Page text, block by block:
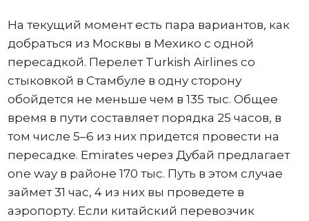
На текущий момент есть пара вариантов, как
добраться из Москвы в Мехико с одной
пересадкой. Перелет Turkish Airlines со
стыковкой в Стамбуле в одну сторону
обойдется не меньше чем в 135 тыс. Общее
время в пути составляет порядка 25 часов, в
том числе 5–6 из них придется провести на
пересадке. Emirates через Дубай предлагает
one way в районе 170 тыс. Путь в этом случае
займет 31 час, 4 из них вы проведете в
аэропорту. Если китайский перевозчик